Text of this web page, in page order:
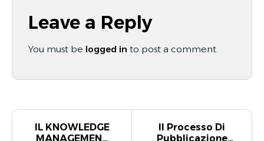
Leave a Reply
You must be logged in to post a comment.
IL KNOWLEDGE
MANAGEMENT
Il Processo Di
Pubblicazione